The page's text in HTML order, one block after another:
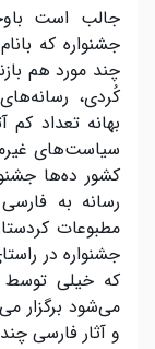
جالب است
جشنواره که
چند مورد هم
کُردی،
بهانه تعداد
سیاست‌های
کشور ده‌ها
رسانه به
مطبوعات
جشنواره در
که خیلی توسط
می‌شود برگزار
و آثار فارسی